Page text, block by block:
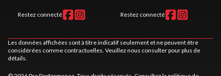
Restez connecté Restez connecté
Les données affichées sont à titre indicatif seulement et ne peuvent être
considérées comme contractuelles. Veuillez nous consulter pour plus de
détails.